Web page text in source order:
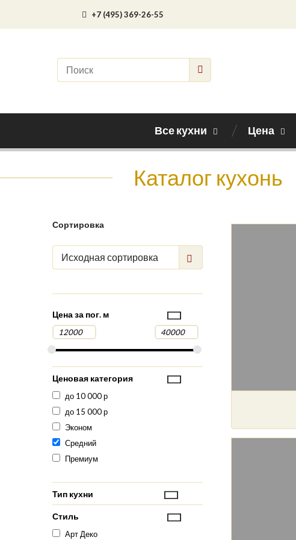
+7 (495) 369-26-55
Все кухни Цена
Каталог кухонь
Сортировка
Исходная сортировка
Цена за пог. м
Ценовая категория
до 10 000 р
до 15 000 р
Эконом
Средний
Премиум
Тип кухни
Стиль
Арт Деко